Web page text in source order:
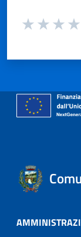
Valuta da 1 a